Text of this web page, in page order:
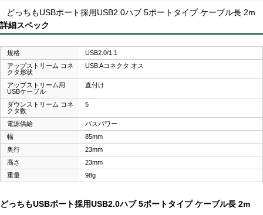
どっちもUSBポート採用USB2.0ハブ 5ポートタイプ ケーブル長 2m
詳細スペック
規格
USB2.0/1.1
アップストリーム コネ
クタ形状
USB Aコネクタ オス
アップストリーム用
USBケーブル
直付け
ダウンストリーム コネ
クタ数
5
電源供給
バスパワー
幅
85mm
奥行
23mm
高さ
23mm
重量
98g
どっちもUSBポート採用USB2.0ハブ 5ポートタイプ ケーブル長 2m